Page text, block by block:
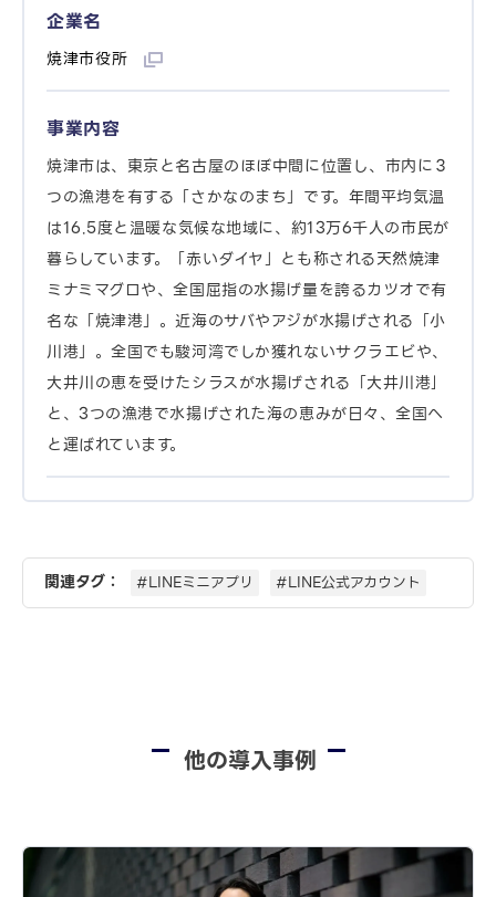
企業名
焼津市役所
事業内容
焼津市は、東京と名古屋のほぼ中間に位置し、市内に３
つの漁港を有する「さかなのまち」です。年間平均気温
は16.5度と温暖な気候な地域に、約13万6千人の市民が
暮らしています。「赤いダイヤ」とも称される天然焼津
ミナミマグロや、全国屈指の水揚げ量を誇るカツオで有
名な「焼津港」。近海のサバやアジが水揚げされる「小
川港」。全国でも駿河湾でしか獲れないサクラエビや、
大井川の恵を受けたシラスが水揚げされる「大井川港｣
と、3つの漁港で水揚げされた海の恵みが日々、全国へ
と運ばれています。
関連タグ： #LINEミニアプリ #LINE公式アカウント
他の導入事例